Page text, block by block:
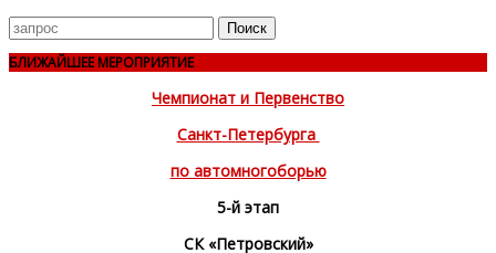
Поиск
для
БЛИЖАЙШЕЕ МЕРОПРИЯТИЕ
Чемпионат и Первенство
Санкт-Петербурга
по автомногоборью
5-й этап
СК «Петровский»